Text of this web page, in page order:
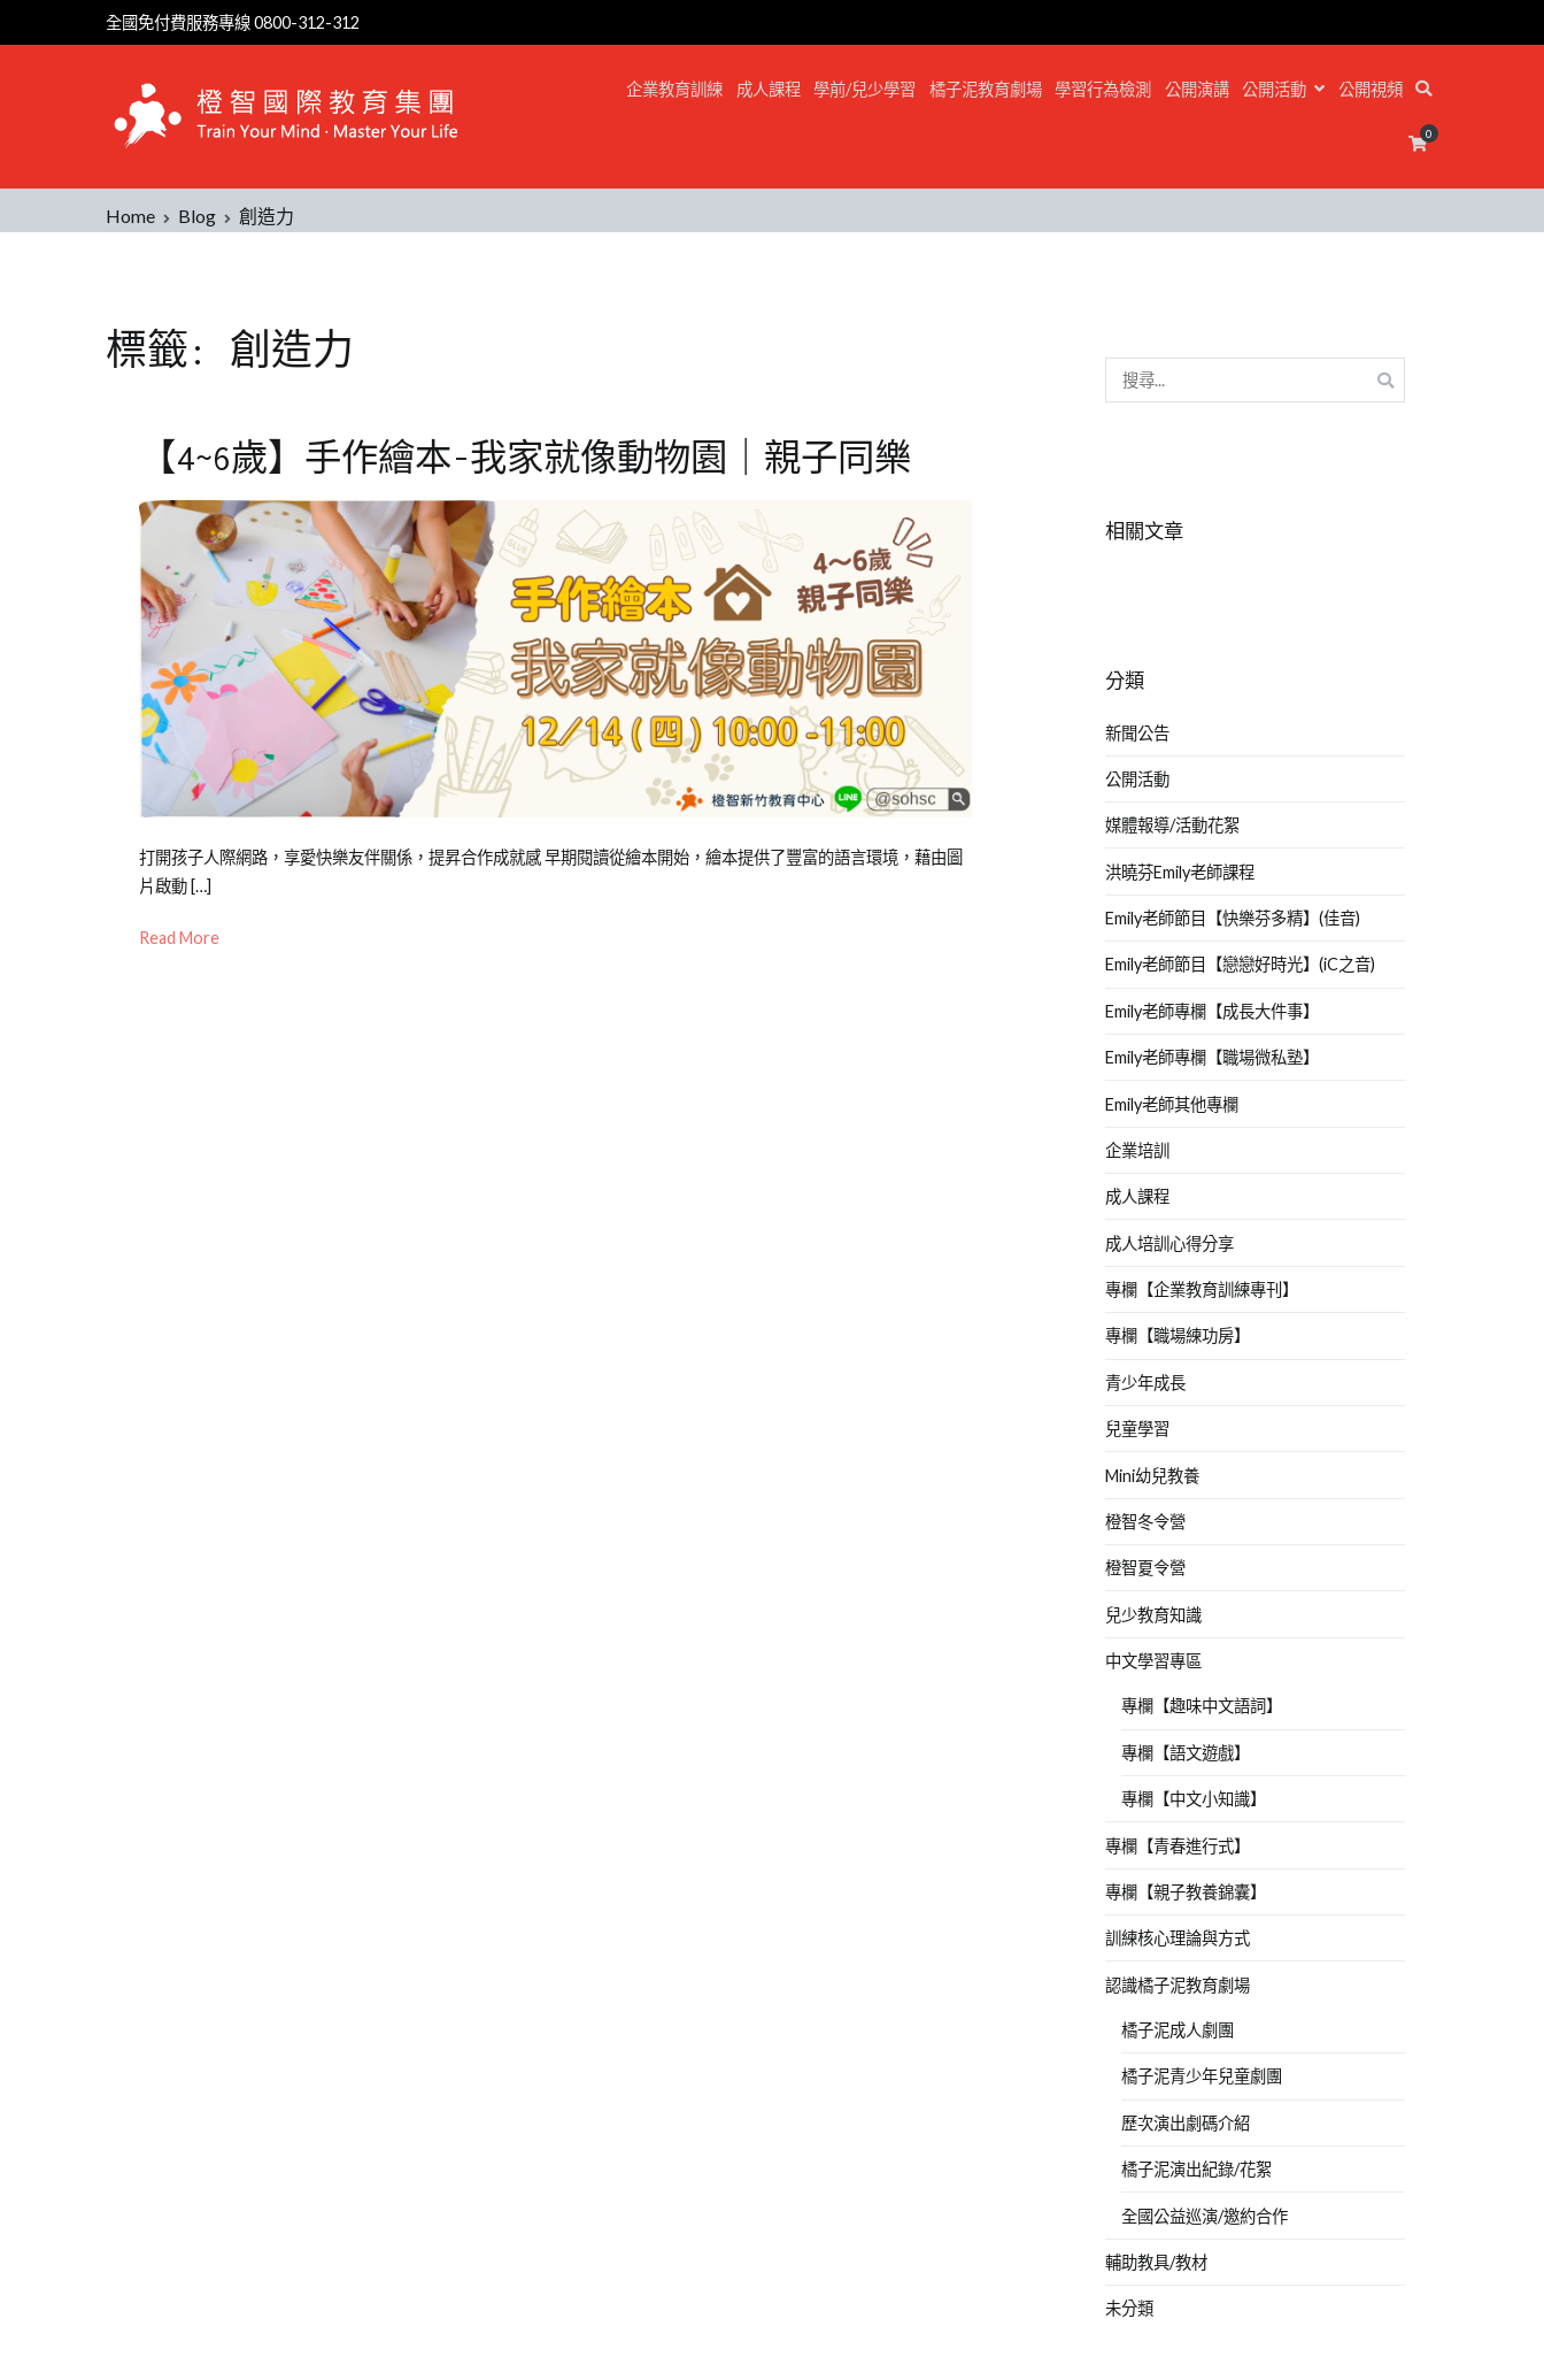
to
全國免付費服務專線 0800-312-312
企業教育訓練 成人課程 學前/兒少學習 橘子泥教育劇場 學習行為檢測 公開演講 公開活動 公開視頻
0
Home Blog 創造力
標籤: 創造力
【4~6歲】手作繪本-我家就像動物園｜親子同樂
Posted
on
10-
Posted
in
開
Tagged
創
力,
打開孩子人際網路，享愛快樂友伴關係，提昇合作成就感 早期閱讀從繪本開始，繪本提供了豐富的語言環境，藉由圖
片啟動 […]
Read More
尋
相關文章
分類
新聞公告
公開活動
媒體報導/活動花絮
洪曉芬Emily老師課程
Emily老師節目【快樂芬多精】(佳音)
Emily老師節目【戀戀好時光】(iC之音)
Emily老師專欄【成長大件事】
Emily老師專欄【職場微私塾】
Emily老師其他專欄
企業培訓
成人課程
成人培訓心得分享
專欄【企業教育訓練專刊】
專欄【職場練功房】
青少年成長
兒童學習
Mini幼兒教養
橙智冬令營
橙智夏令營
兒少教育知識
中文學習專區
專欄【趣味中文語詞】
專欄【語文遊戲】
專欄【中文小知識】
專欄【青春進行式】
專欄【親子教養錦囊】
訓練核心理論與方式
認識橘子泥教育劇場
橘子泥成人劇團
橘子泥青少年兒童劇團
歷次演出劇碼介紹
橘子泥演出紀錄/花絮
全國公益巡演/邀約合作
輔助教具/教材
未分類